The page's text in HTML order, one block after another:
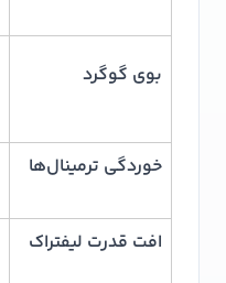
بوی گوگرد
خوردگی ترمینال‌ها
افت قدرت لیفتراک